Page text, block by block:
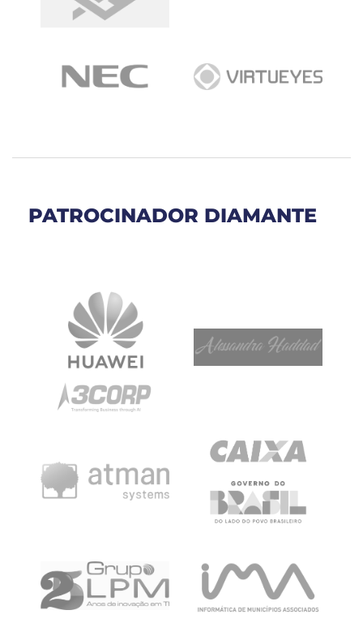
PATROCINADOR DIAMANTE